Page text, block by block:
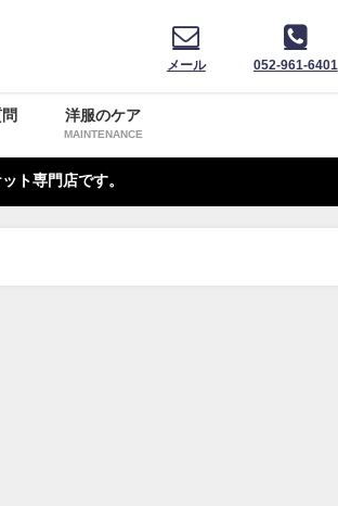
メール 052-961-6401
洋服のケア
MAINTENANCE
ト専門店です。